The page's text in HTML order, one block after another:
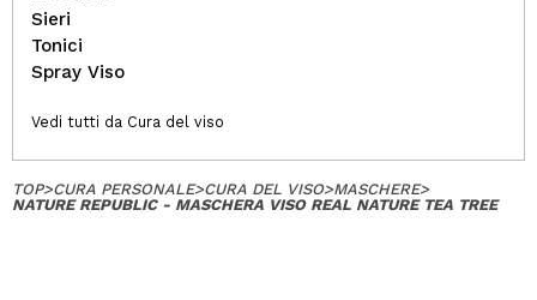
Sieri
Tonici
Spray Viso
Vedi tutti da Cura del viso
TOP>CURA PERSONALE>CURA DEL VISO>MASCHERE>
NATURE REPUBLIC - MASCHERA VISO REAL NATURE TEA TREE